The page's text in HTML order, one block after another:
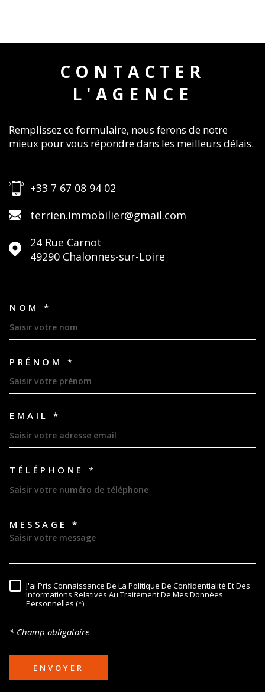
CONTACTER
L'AGENCE
Remplissez ce formulaire, nous ferons de notre
mieux pour vous répondre dans les meilleurs délais.
+33 7 67 08 94 02
terrien.immobilier@gmail.com
24 Rue Carnot
49290
Chalonnes-sur-Loire
NOM *
PRÉNOM *
EMAIL *
TÉLÉPHONE *
MESSAGE *
RÈGLEMENTATION
J'ai Pris Connaissance De La Politique De Confidentialité Et Des
Informations Relatives Au Traitement De Mes Données
Personnelles (*)
* Champ obligatoire
ENVOYER